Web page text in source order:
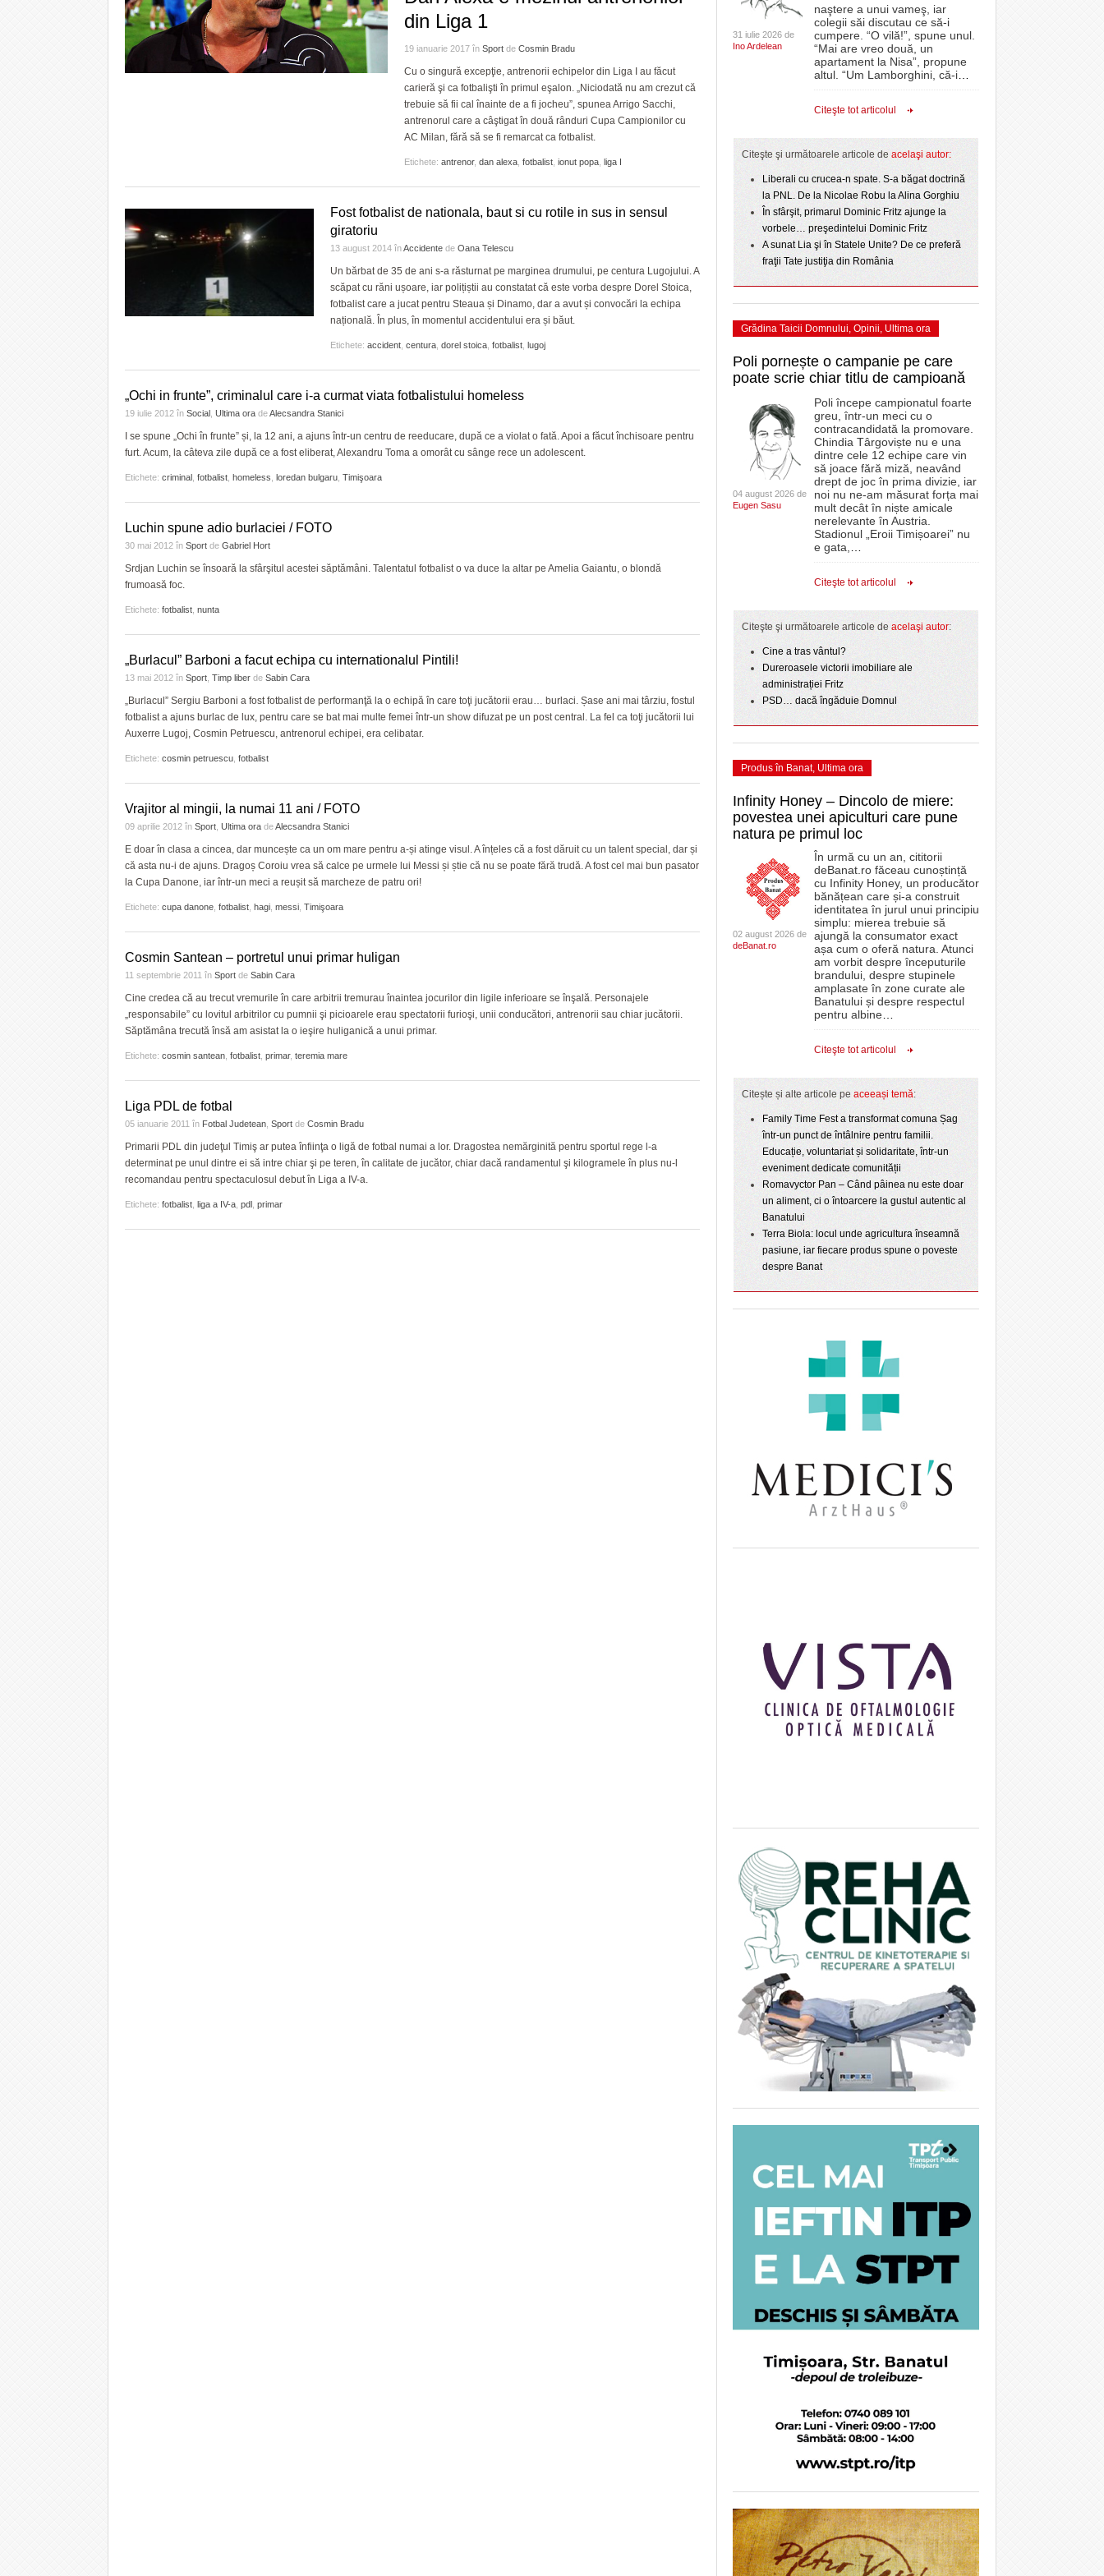
din Iosefin e oficial, de vineri, obiectiv turistic și
centru destinat evenimentelor culturale/FOTO
31 July 2026
Apar primele restricții de circulație la Pasajul
Polonă, odată cu evoluția lucrărilor - 30 July
View all
Dominic Fritz denunţă un amendament introdus
special pentru el de PSD: Doar în țările
bananiere e folosită legea împotriva unui
adversar politic
- 30 July 2026
Timiș. Mădălin Bunoiu se mută în conducere la
View all
Pe drumul cel bun. Poli a învins o echipă de
- 23 July 2026
Politehnica Timișoara și CSC Dumbrăvița și-au
- 22
July 2026
FINANŢĂRI DE LA A
LA Z
Sărbătoarea continuă! Zeci de mii de oameni
au celebrat a treia seară la rând Ziua Timișoarei
- acum 2 zile
Iniţiativă inedită pentru Zilele Orașului
talentelor locale- 2 August 2026
View all
proiectelor derulate de instituție din fonduri
europene/FOTO- 11 December 2025
ANAF oferă persoanelor fizice posibilitatea să
beneficieze de Declarația Unică 212
2025
View all
CLIPURI VIDEO
JOCURI ONLINE
DIVERSE
FARMACII DIN
GRĂDINIŢE DIN TIMIŞ
PRIMĂRIILE DIN TIMIŞ
SFATUL MEDICULUI
SFATURI JURIDICE
din Liga 1
19 ianuarie 2017 în Sport de Cosmin Bradu
Cu o singură excepţie, antrenorii echipelor din Liga I au făcut
carieră şi ca fotbalişti în primul eşalon. „Niciodată nu am crezut că
trebuie să fii cal înainte de a fi jocheu”, spunea Arrigo Sacchi,
antrenorul care a câştigat în două rânduri Cupa Campionilor cu
AC Milan, fără să se fi remarcat ca fotbalist.
Etichete: antrenor, dan alexa fotbalist ionut popa liga I
Fost fotbalist de nationala, baut si cu rotile in sus in sensul
giratoriu
13 august 2014 înAccidente de Oana Telescu
Un bărbat de 35 de ani s-a răsturnat pe marginea drumului, pe centura Lugojului. A
scăpat cu răni ușoare, iar polițiștii au constatat că este vorba despre Dorel Stoica,
fotbalist care a jucat pentru Steaua și Dinamo, dar a avut și convocări la echipa
națională. În plus, în momentul accidentului era și băut.
Etichete: accident centura dorel stoica fotbalist lugoj
„Ochi in frunte”, criminalul care i-a curmat viata fotbalistului homeless
19 iulie 2012 în Social Ultima ora deAlecsandra Stanici
I se spune „Ochi în frunte” și, la 12 ani, a ajuns într-un centru de reeducare, după ce a violat o fată. Apoi a făcut închisoare pentru
furt. Acum, la câteva zile după ce a fost eliberat, Alexandru Toma a omorât cu sânge rece un adolescent.
Etichete: criminal fotbalist homeless loredan bulgaru Timişoara
Luchin spune adio burlaciei / FOTO
30 mai 2012 în Sport de Gabriel Hort
Srdjan Luchin se însoară la sfârşitul acestei săptămâni. Talentatul fotbalist o va duce la altar pe Amelia Gaiantu, o blondă
frumoasă foc.
Etichete: fotbalist nunta
„Burlacul” Barboni a facut echipa cu internationalul Pintili!
13 mai 2012 în Sport Timp liber de Sabin Cara
„Burlacul” Sergiu Barboni a fost fotbalist de performanţă la o echipă în care toţi jucătorii erau… burlaci. Șase ani mai târziu, fostul
fotbalist a ajuns burlac de lux, pentru care se bat mai multe femei într-un show difuzat pe un post central. La fel ca toţi jucătorii lui
Auxerre Lugoj, Cosmin Petruescu, antrenorul echipei, era celibatar.
Etichete: cosmin petruescu fotbalist
Vrajitor al mingii, la numai 11 ani / FOTO
09 aprilie 2012 în Sport Ultima ora deAlecsandra Stanici
E doar în clasa a cincea, dar muncește ca un om mare pentru a-și atinge visul. A înțeles că a fost dăruit cu un talent special, dar și
că asta nu-i de ajuns. Dragoș Coroiu vrea să calce pe urmele lui Messi și știe că nu se poate fără trudă. A fost cel mai bun pasator
la Cupa Danone, iar într-un meci a reușit să marcheze de patru ori!
Etichete: cupa danone fotbalist hagi messi Timişoara
Cosmin Santean – portretul unui primar huligan
11 septembrie 2011 în Sport de Sabin Cara
Cine credea că au trecut vremurile în care arbitrii tremurau înaintea jocurilor din ligile inferioare se înşală. Personajele
„responsabile” cu lovitul arbitrilor cu pumnii şi picioarele erau spectatorii furioşi, unii conducători, antrenorii sau chiar jucătorii.
Săptămâna trecută însă am asistat la o ieşire huliganică a unui primar.
Etichete: cosmin santean fotbalist primar, teremia mare
Liga PDL de fotbal
05 ianuarie 2011 în Fotbal Judetean Sport de Cosmin Bradu
Primarii PDL din judeţul Timiş ar putea înfiinţa o ligă de fotbal numai a lor. Dragostea nemărginită pentru sportul rege l-a
determinat pe unul dintre ei să intre chiar şi pe teren, în calitate de jucător, chiar dacă randamentul şi kilogramele în plus nu-l
recomandau pentru spectaculosul debut în Liga a IV-a.
Etichete: fotbalist liga a IV-a pdl primar
31 iulie 2026 de
Ino Ardelean
naştere a unui vameş, iar
colegii săi discutau ce să-i
cumpere. “O vilă!”, spune unul.
“Mai are vreo două, un
apartament la Nisa”, propune
altul. “Um Lamborghini, că-i
Citeşte tot articolul
Citeşte şi următoarele articole de acelaşi autor:
Liberali cu crucea-n spate. S-a băgat doctrină
la PNL. De la Nicolae Robu la Alina Gorghiu
În sfârşit, primarul Dominic Fritz ajunge la
vorbele… preşedintelui Dominic Fritz
A sunat Lia şi în Statele Unite? De ce preferă
fraţii Tate justiţia din România
Grădina Taicii Domnului, Opinii, Ultima ora
Poli pornește o campanie pe care
poate scrie chiar titlu de campioană
04 august 2026 de
Eugen Sasu
Poli începe campionatul foarte
greu, într-un meci cu o
contracandidată la promovare.
Chindia Târgoviște nu e una
dintre cele 12 echipe care vin
să joace fără miză, neavând
drept de joc în prima divizie, iar
noi nu ne-am măsurat forța mai
mult decât în niște amicale
nerelevante în Austria.
Stadionul „Eroii Timișoarei” nu
e gata,
Citeşte tot articolul
Citeşte şi următoarele articole de acelaşi autor:
Cine a tras vântul?
Dureroasele victorii imobiliare ale
administrației Fritz
PSD… dacă îngăduie Domnul
Produs în Banat, Ultima ora
Infinity Honey – Dincolo de miere:
povestea unei apiculturi care pune
natura pe primul loc
02 august 2026 de
deBanat.ro
În urmă cu un an, cititorii
deBanat.ro făceau cunoștință
cu Infinity Honey, un producător
bănățean care și-a construit
identitatea în jurul unui principiu
simplu: mierea trebuie să
ajungă la consumator exact
așa cum o oferă natura. Atunci
am vorbit despre începuturile
brandului, despre stupinele
amplasate în zone curate ale
Banatului și despre respectul
pentru albine
Citeşte tot articolul
Citește și alte articole pe aceeași temă:
Family Time Fest a transformat comuna Șag
într-un punct de întâlnire pentru familii.
Educație, voluntariat și solidaritate, într-un
eveniment dedicate comunității
Romavyctor Pan – Când pâinea nu este doar
un aliment, ci o întoarcere la gustul autentic al
Banatului
Terra Biola: locul unde agricultura înseamnă
pasiune, iar fiecare produs spune o poveste
despre Banat